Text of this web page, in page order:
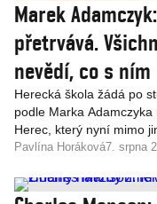
Marek
přetrvává.
nevědí, co s ním
Herecká škola žádá po
podle Marka
Herec, který nyní mimo
shakespearovských
Kultura vztahů a systém
duše a hlavy se tam
Pavlína Horáková7. srpna